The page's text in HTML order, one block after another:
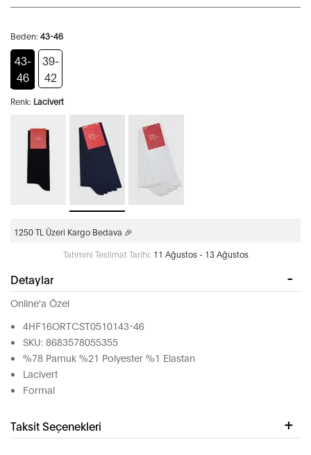
Beden: 43-46
43-
46
39-
42
Renk: Lacivert
1250 TL Üzeri Kargo Bedava 🎉
Tahmini Teslimat Tarihi: 11 Ağustos - 13 Ağustos
Detaylar
Online'a Özel
4HF16ORTCST0510143-46
SKU: 8683578055355
%78 Pamuk %21 Polyester %1 Elastan
Lacivert
Formal
Taksit Seçenekleri